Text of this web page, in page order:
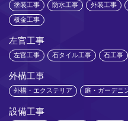
塗装工事 防水工事 外装工事
板金工事
左官工事
左官工事 石タイル工事 石工事
外構工事
外構・エクステリア 庭・ガーデニ
設備工事